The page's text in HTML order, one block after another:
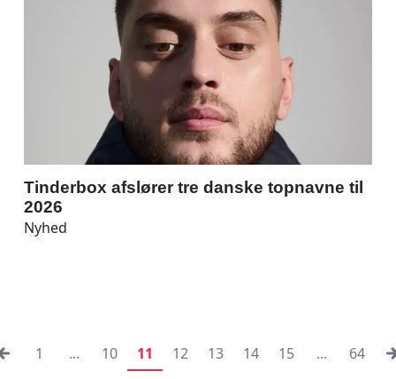
Tinderbox afslører tre danske topnavne til
2026
Nyhed
1 ... 10 11 12 13 14 15 ... 64